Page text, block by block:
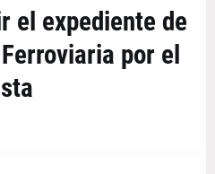
el expediente de
por el